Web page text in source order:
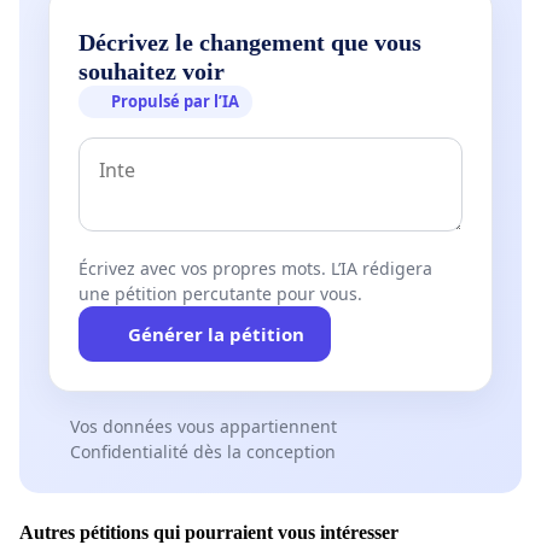
Décrivez le changement que vous
souhaitez voir
Propulsé par l’IA
Écrivez avec vos propres mots. L’IA rédigera
une pétition percutante pour vous.
Générer la pétition
Vos données vous appartiennent
Confidentialité dès la conception
Autres pétitions qui pourraient vous intéresser